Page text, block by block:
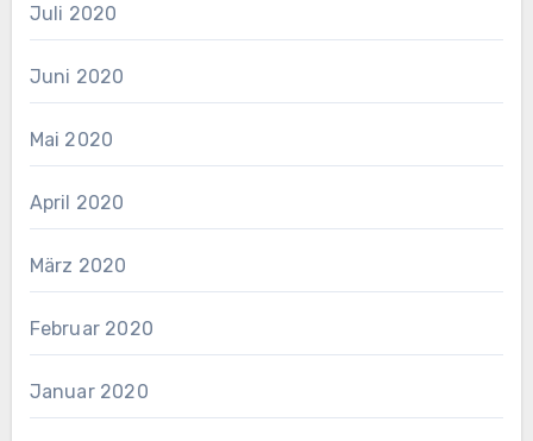
Juli 2020
Juni 2020
Mai 2020
April 2020
März 2020
Februar 2020
Januar 2020